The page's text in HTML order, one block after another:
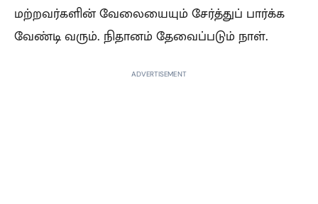
மற்றவர்களின் வேலையையும் சேர்த்துப் பார்க்க
வேண்டி வரும். நிதானம் தேவைப்படும் நாள்.
ADVERTISEMENT